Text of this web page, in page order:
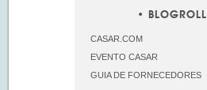
BLOGROLL
CASAR.COM
EVENTO CASAR
GUIA DE FORNECEDORES